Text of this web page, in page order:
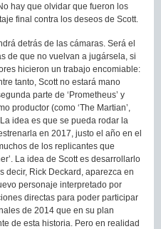
hay que olvidar que fueron los
final contra los deseos de Scott.
detrás de las cámaras. Será el
de que no vuelvan a jugársela, si
hicieron un trabajo encomiable:
tanto, Scott no estará mano
parte de ‘Prometheus’ y
productor (como ‘The Martian’,
idea es que se pueda rodar la
en 2017, justo el año en el
de los replicantes que
La idea de Scott es desarrollarlo
decir, Rick Deckard, aparezca en
personaje interpretado por
directas para poder participar
de 2014 que en su plan
de esta historia. Pero en realidad